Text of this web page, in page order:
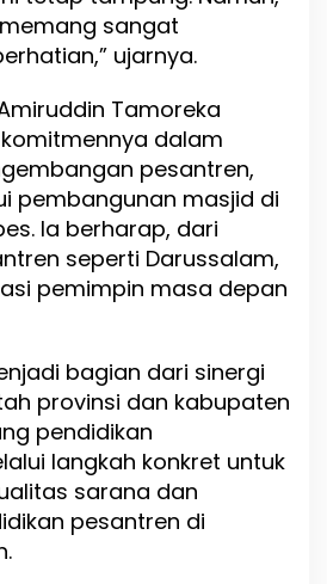
sangat
ujarnya.
Tamoreka
dalam
pesantren,
pembangunan masjid di
Ia berharap, dari
seperti Darussalam,
pemimpin masa depan
bagian dari sinergi
provinsi dan kabupaten
pendidikan
langkah konkret untuk
sarana dan
pesantren di